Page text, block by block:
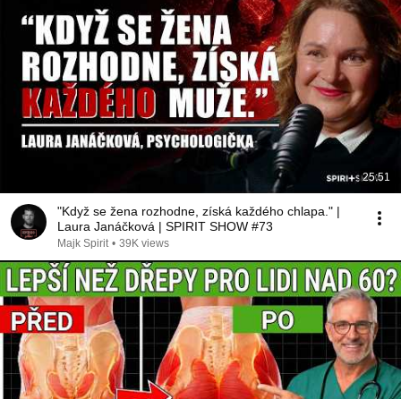
25:51
"Když se žena rozhodne, získá každého chlapa." |
Laura Janáčková | SPIRIT SHOW #73
Majk Spirit • 39K views